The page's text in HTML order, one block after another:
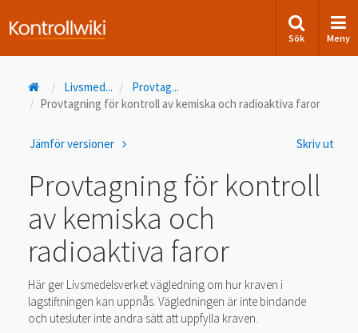
Sök Meny
Livsmed... Provtag...
Provtagning för kontroll av kemiska och radioaktiva faror
Skriv ut
Jämför versioner
Provtagning för kontroll
av kemiska och
radioaktiva faror
Här ger Livsmedelsverket vägledning om hur kraven i
lagstiftningen kan uppnås. Vägledningen är inte bindande
och utesluter inte andra sätt att uppfylla kraven.